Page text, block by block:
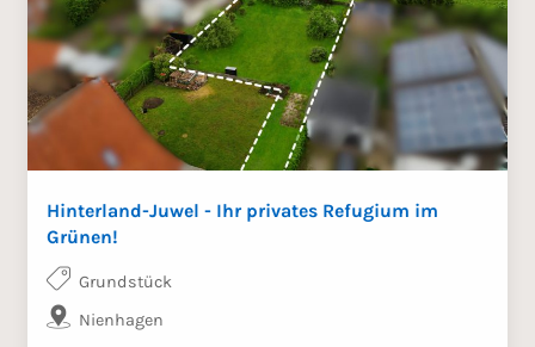
Hinterland-Juwel - Ihr privates Refugium im
Grünen!
Grundstück
Nienhagen